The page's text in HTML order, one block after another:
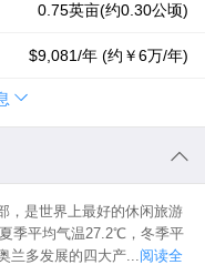
0.75英亩(约0.30公顷)
$9,081/年 (约 ￥6万/年)
，是世界上最好的休闲旅游
季平均气温27.2℃，冬季平
兰多发展的四大产...阅读全